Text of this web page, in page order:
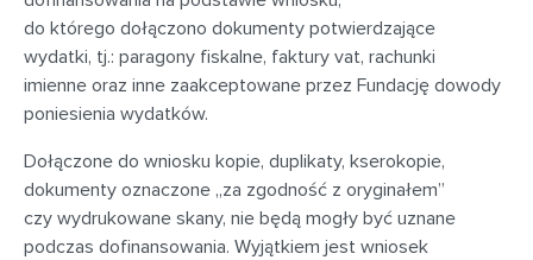
do którego dołączono dokumenty potwierdzające
wydatki, tj.: paragony fiskalne, faktury vat, rachunki
imienne oraz inne zaakceptowane przez Fundację dowody
poniesienia wydatków.
Dołączone do wniosku kopie, duplikaty, kserokopie,
dokumenty oznaczone „za zgodność z oryginałem”
czy wydrukowane skany, nie będą mogły być uznane
podczas dofinansowania. Wyjątkiem jest wniosek